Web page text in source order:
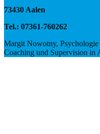
73430 Aalen
Tel.: 07361-760262
Margit Nowotny,
Coaching und Supervision in